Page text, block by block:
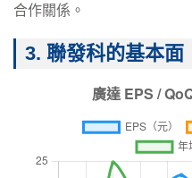
合作關係。
3. 聯發科的基本面